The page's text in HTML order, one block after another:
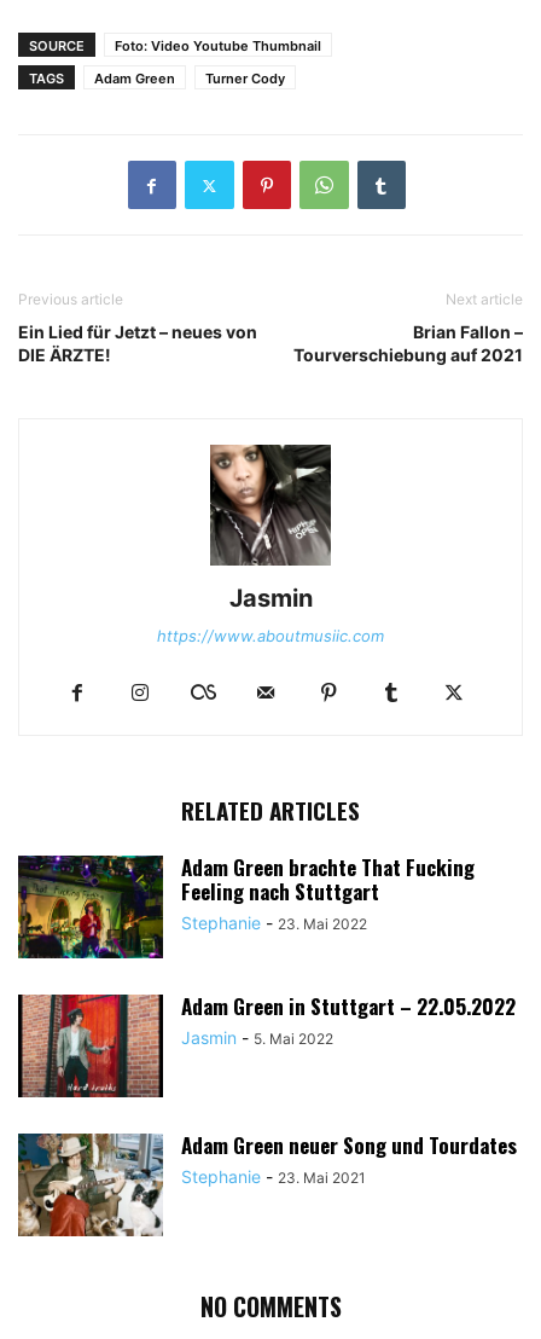
SOURCE
Foto: Video Youtube Thumbnail
TAGS
Adam Green Turner Cody
Previous article
Ein Lied für Jetzt – neues von
DIE ÄRZTE!
Next article
Brian Fallon –
Tourverschiebung auf 2021
Jasmin
https://www.aboutmusiic.com
RELATED ARTICLES
Adam Green brachte That Fucking
Feeling nach Stuttgart
Stephanie - 23. Mai 2022
Adam Green in Stuttgart – 22.05.2022
Jasmin - 5. Mai 2022
Adam Green neuer Song und Tourdates
Stephanie - 23. Mai 2021
NO COMMENTS